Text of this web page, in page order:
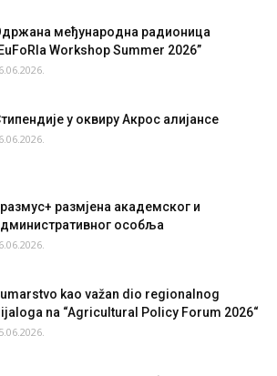
међународна радионица
Workshop Summer 2026”
у оквиру Акрос алијансе
размјена академског и
особља
kao važan dio regionalnog
na “Agricultural Policy Forum 2026“